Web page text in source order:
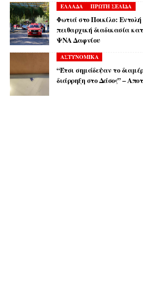
ΕΛΛΑΔΑ ΠΡΩΤΗ ΣΕΛΙΔΑ
Φωτιά στο Ποικίλο:
πειθαρχική διαδικασία
ΨΝΑ Δαφνίου
ΑΣΤΥΝΟΜΙΚΑ
“Έτσι σημάδεψαν το
διάρρηξη στο Δάσος” –